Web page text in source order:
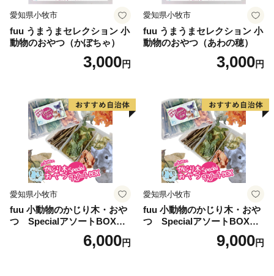
愛知県小牧市
fuu うまうまセレクション 小
動物のおやつ（かぼちゃ）
3,000円
愛知県小牧市
fuu うまうまセレクション 小
動物のおやつ（あわの穂）
3,000円
愛知県小牧市
fuu 小動物のかじり木・おや
つ SpecialアソートBOX（1
6,000円
愛知県小牧市
fuu 小動物のかじり木・おや
つ SpecialアソートBOX（2
9,000円